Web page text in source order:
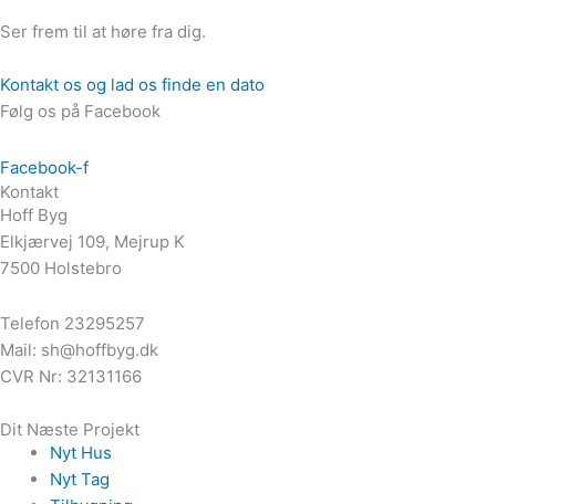
Ser frem til at høre fra dig.
Kontakt os og lad os finde en dato
Følg os på Facebook
Facebook-f
Kontakt
Hoff Byg
Elkjærvej 109, Mejrup K
7500 Holstebro
Telefon 23295257
Mail: sh@hoffbyg.dk
CVR Nr: 32131166
Dit Næste Projekt
Nyt Hus
Nyt Tag